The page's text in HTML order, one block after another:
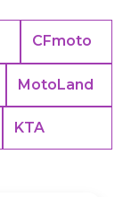
CFmoto
MotoLand
KTA